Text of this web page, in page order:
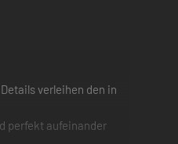
verleihen den in
perfekt aufeinander